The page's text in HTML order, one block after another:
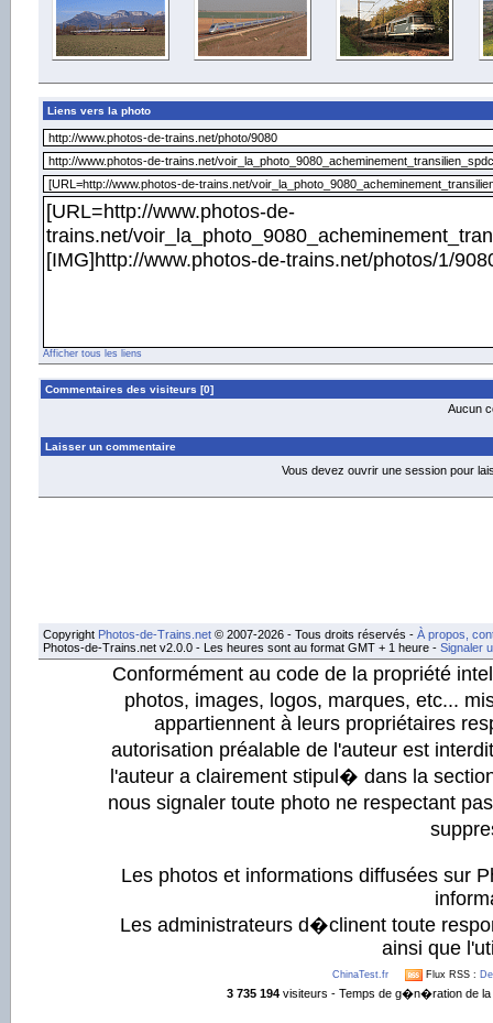
Liens vers la photo
Afficher tous les liens
Commentaires des visiteurs [0]
Aucun
Laisser un commentaire
Vous devez ouvrir une session pour
Copyright Photos-de-Trains.net © 2007-2026 - Tous droits réservés - À propos,
Photos-de-Trains.net v2.0.0 - Les heures sont au format GMT + 1 heure - Signaler
Conformément au code de la propriété
photos, images, logos, marques, etc...
appartiennent à leurs propriétaires
autorisation préalable de l'auteur est
l'auteur a clairement stipul� dans la
nous signaler toute photo ne respectant
Les photos et informations diffusées sur
Les administrateurs d�clinent toute
ainsi que
ChinaTest.fr Flux RSS :
3 735 194visiteurs - Temps de g�n�ration de